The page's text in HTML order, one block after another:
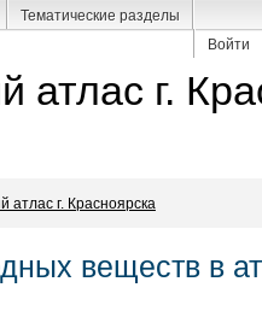
Тематические разделы
Войти
атлас г.
атлас г. Красноярска
веществ в